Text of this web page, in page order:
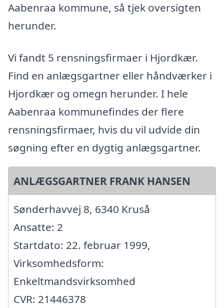
Aabenraa kommune, så tjek oversigten
herunder.
Vi fandt 5 rensningsfirmaer i Hjordkær.
Find en anlægsgartner eller håndværker i
Hjordkær og omegn herunder. I hele
Aabenraa kommunefindes der flere
rensningsfirmaer, hvis du vil udvide din
søgning efter en dygtig anlægsgartner.
ANLÆGSGARTNER FRANK HANSEN
Sønderhavvej 8, 6340 Kruså
Ansatte: 2
Startdato: 22. februar 1999,
Virksomhedsform:
Enkeltmandsvirksomhed
CVR: 21446378